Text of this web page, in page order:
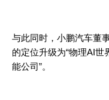
与此同时，小鹏汽车董
的定位升级为“物理AI
能公司”。